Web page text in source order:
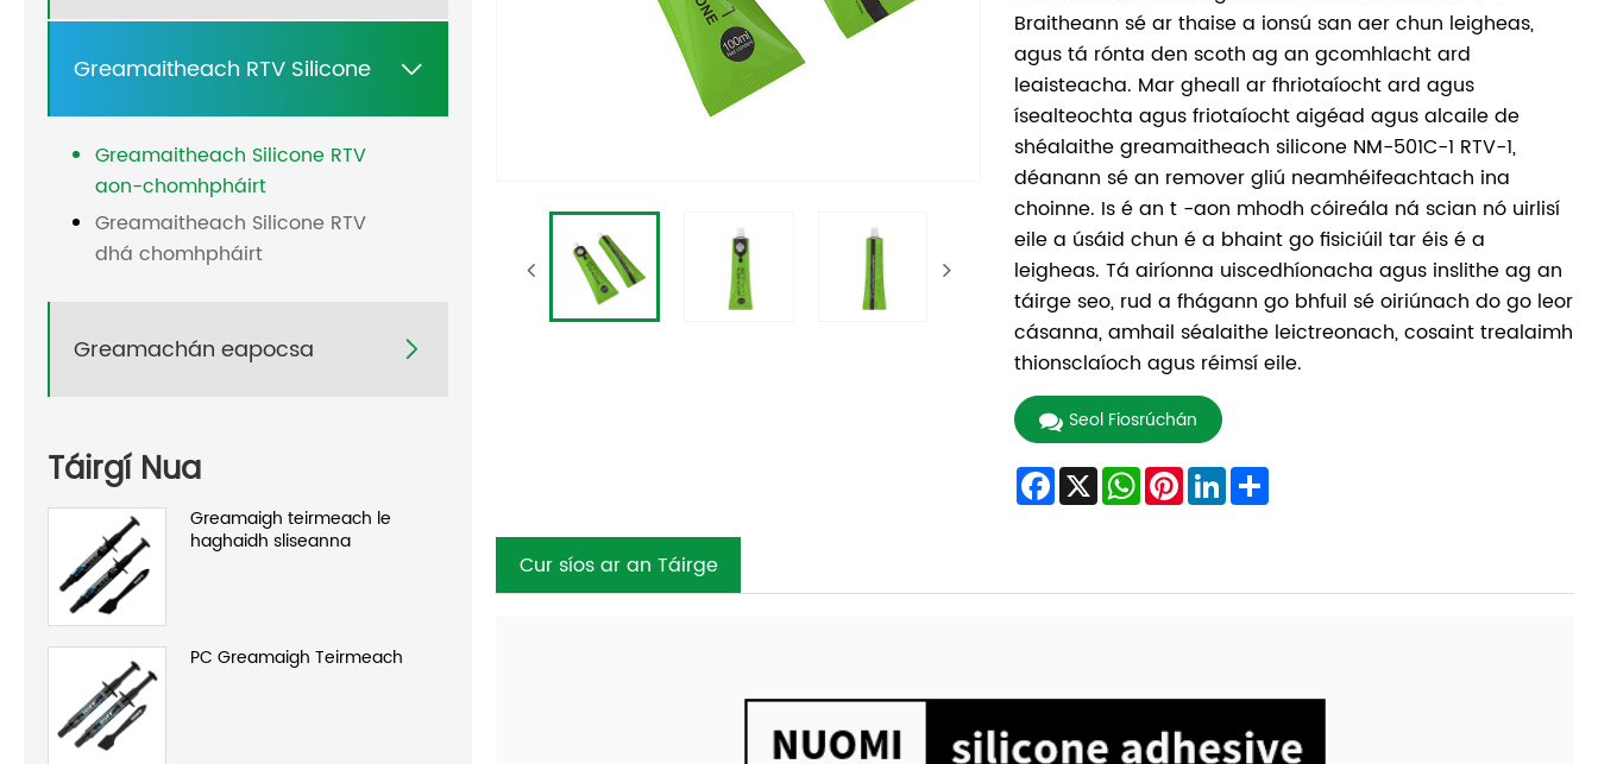
Greamaitheach RTV Silicone 
Greamaitheach Silicone RTV
aon-chomhpháirt
Greamaitheach Silicone RTV
dhá chomhpháirt
Greamachán eapocsa 
Táirgí Nua
Greamaigh teirmeach le
haghaidh sliseanna
PC Greamaigh Teirmeach
Braitheann sé ar thaise a ionsú san aer chun leigheas,
agus tá rónta den scoth ag an gcomhlacht ard
leaisteacha. Mar gheall ar fhriotaíocht ard agus
ísealteochta agus friotaíocht aigéad agus alcaile de
shéalaithe greamaitheach silicone NM-501C-1 RTV-1,
déanann sé an remover gliú neamhéifeachtach ina
choinne. Is é an t -aon mhodh cóireála ná scian nó uirlisí
eile a úsáid chun é a bhaint go fisiciúil tar éis é a
leigheas. Tá airíonna uiscedhíonacha agus inslithe ag an
táirge seo, rud a fhágann go bhfuil sé oiriúnach do go leor
cásanna, amhail séalaithe leictreonach, cosaint trealaimh
thionsclaíoch agus réimsí eile.
Seol Fiosrúchán
Facebook
X WhatsApp
Pinterest
LinkedInShare
Cur síos ar an Táirge